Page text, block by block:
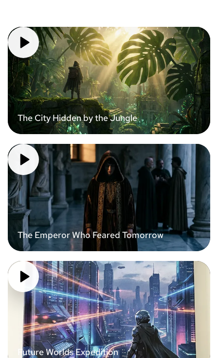
The City Hidden by the Jungle
The Emperor Who Feared Tomorrow
Future Worlds Expedition